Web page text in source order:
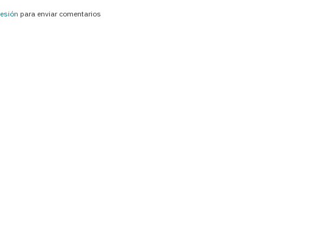
para enviar comentarios